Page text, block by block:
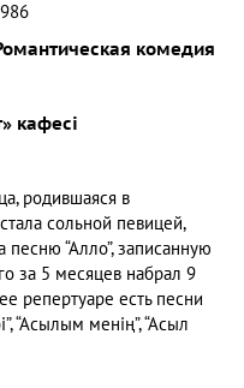
комедия
кафесi
родившаяся в
сольной певицей,
песню “Алло”, записанную
за 5 месяцев набрал 9
репертуаре есть песни
“Асылым менің”, “Асыл